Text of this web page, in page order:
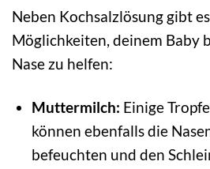
Neben Kochsalzlösung gibt
Möglichkeiten, deinem Baby
Nase zu helfen:
Muttermilch: Einige
können ebenfalls die
befeuchten und den